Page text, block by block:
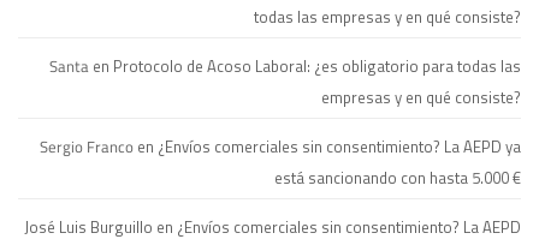
todas las empresas y en qué consiste?
Santa en Protocolo de Acoso Laboral: ¿es obligatorio para todas las
empresas y en qué consiste?
Sergio Franco en ¿Envíos comerciales sin consentimiento? La AEPD ya
está sancionando con hasta 5.000 €
José Luis Burguillo en ¿Envíos comerciales sin consentimiento? La AEPD